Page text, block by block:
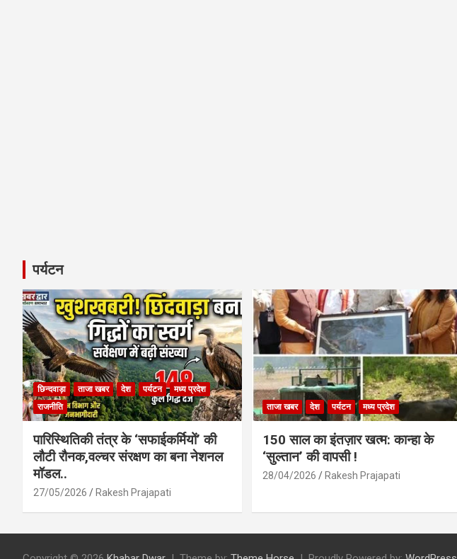
पर्यटन
छिन्दवाड़ा ताजा खबर देश पर्यटन
मध्य प्रदेश
राजनीति
पारिस्थितिकी तंत्र के ‘सफाईकर्मियों’ की
लौटी रौनक,वल्चर संरक्षण का बना नेशनल
मॉडल..
27/05/2026 Rakesh Prajapati
ताजा खबर देश पर्यटन मध्य प्रदेश
150 साल का इंतज़ार खत्म: कान्हा के
‘सुल्तान’ की वापसी !
28/04/2026 Rakesh Prajapati